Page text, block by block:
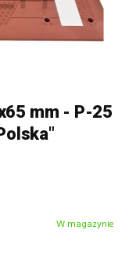
mm - P-25
W magazynie